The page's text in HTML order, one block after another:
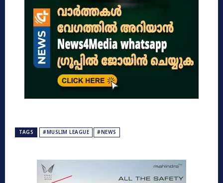
TAGS #MUSLIM LEAGUE #NEWS